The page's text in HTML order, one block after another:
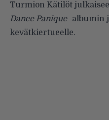
Turmion Kätilöt
Dance Panique-albumin
kevätkiertueelle.